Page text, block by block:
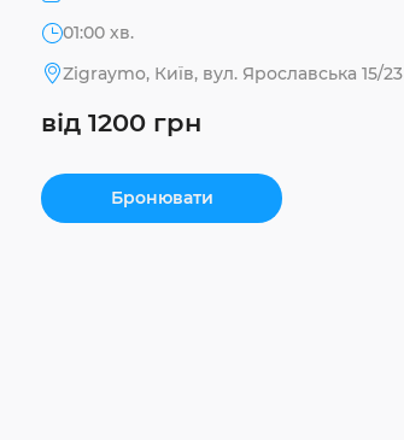
01:00 хв.
Zigraymo, Київ, вул. Ярославська 15/23
від 1200 грн
Бронювати